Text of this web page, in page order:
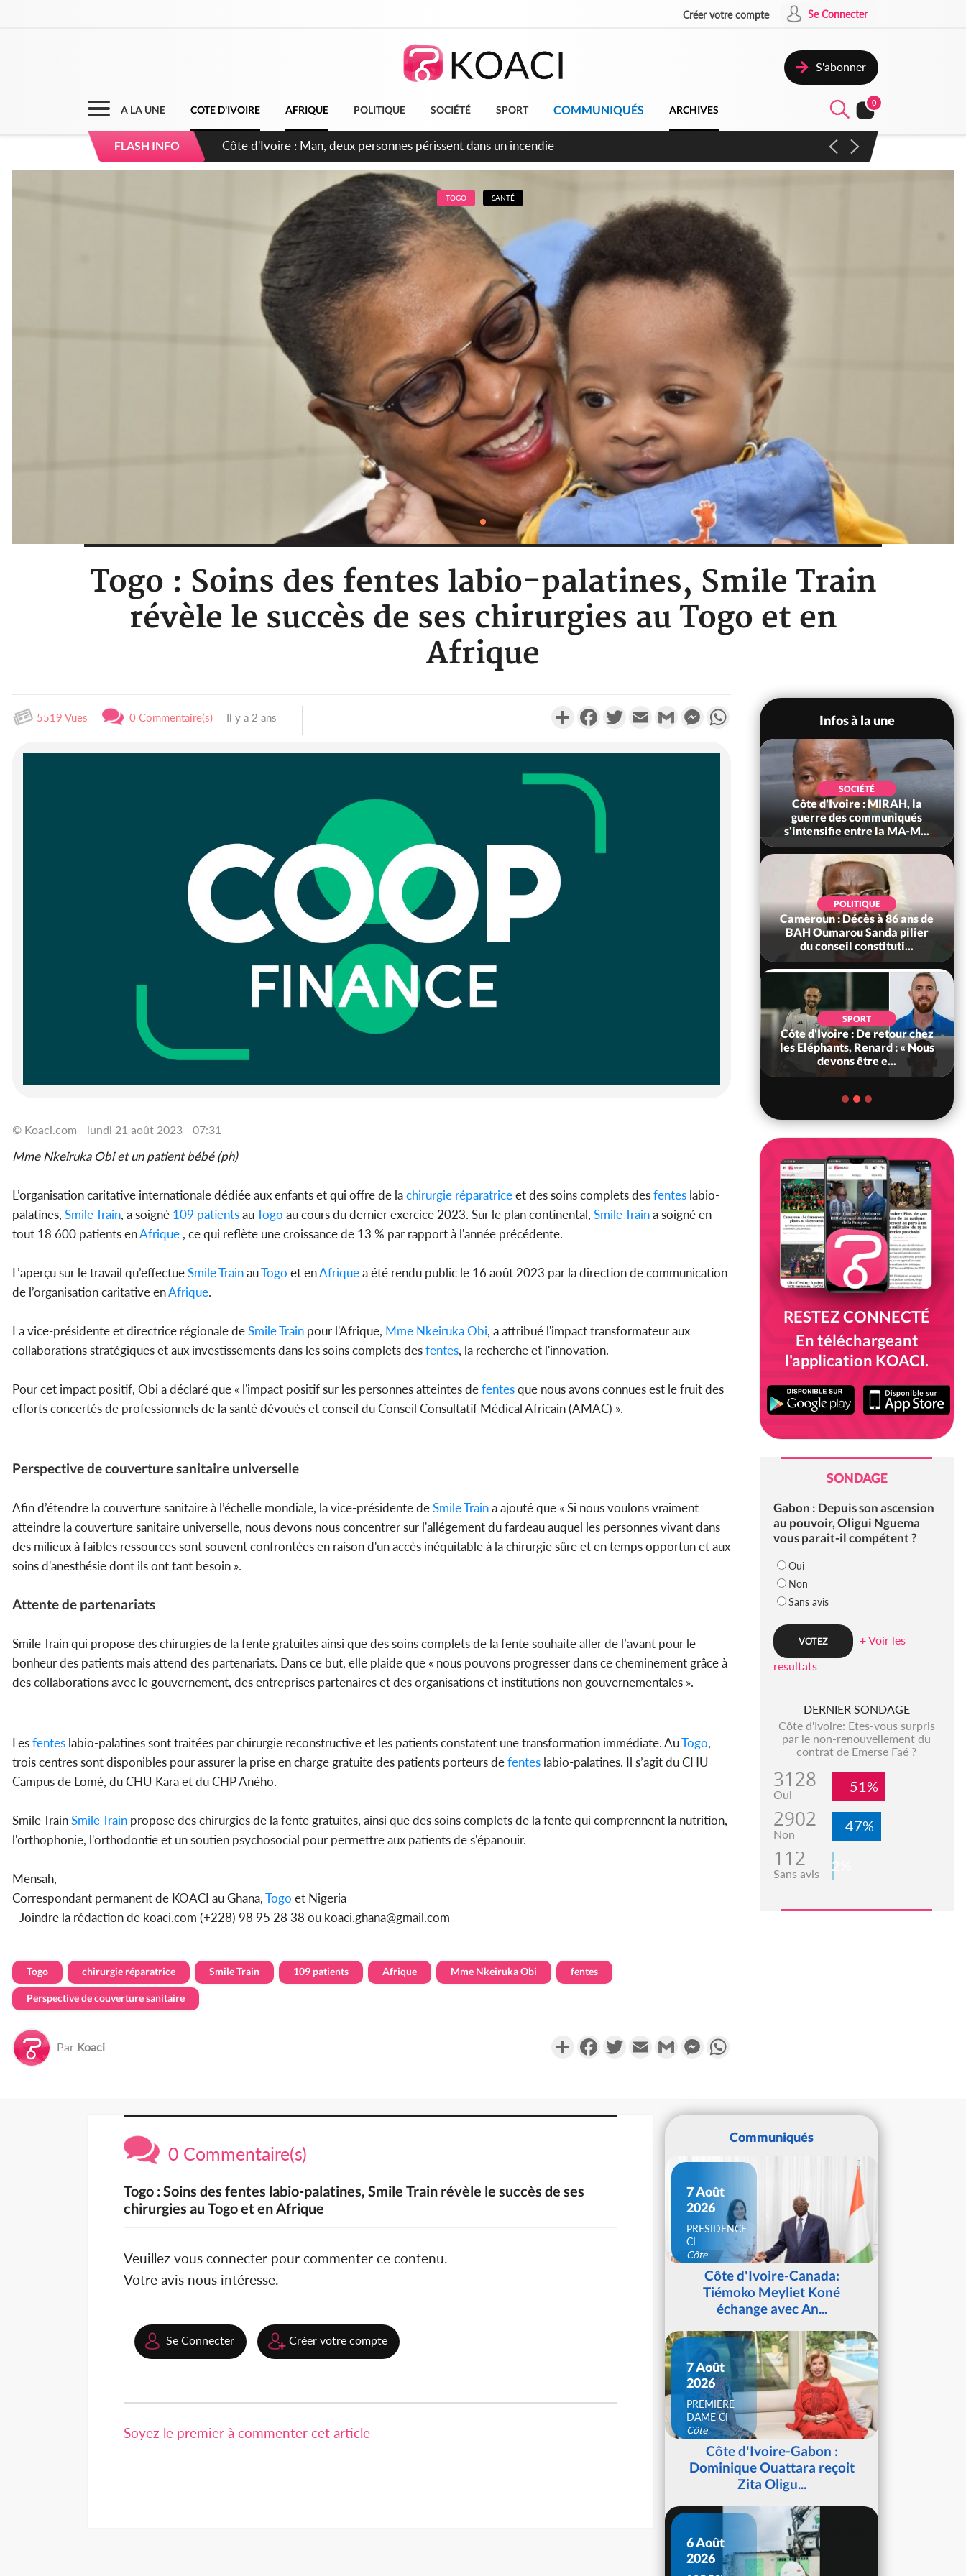
Créer votre compte Se Connecter
S'abonner
A LA UNE COTE D'IVOIRE AFRIQUE POLITIQUE SOCIÉTÉ SPORT COMMUNIQUÉS ARCHIVES
0
FLASH INFO
Côte d'Ivoire : Séileu, la célébration de la fête nationale transformée en vaste campagne contre les produits
dépigmentants dangereux
TOGO SANTÉ
Togo : Soins des fentes labio-palatines, Smile Train
révèle le succès de ses chirurgies au Togo et en
Afrique
5519 Vues 0 Commentaire(s) Il y a 2 ans PartagerFacebookTwitterEmail Gmail MessengerWhatsApp
© Koaci.com - lundi 21 août 2023 - 07:31
Mme Nkeiruka Obi et un patient bébé (ph)
L’organisation caritative internationale dédiée aux enfants et qui offre de lachirurgie réparatriceet des soins complets desfentes labio-
palatines, Smile Train, a soigné 109 patientsauTogo au cours du dernier exercice 2023. Sur le plan continental, Smile Traina soigné en
tout 18 600 patients enAfrique , ce qui reflète une croissance de 13 % par rapport à l'année précédente.
L’aperçu sur le travail qu’effectueSmile TrainauTogo et enAfriquea été rendu public le 16 août 2023 par la direction de communication
de l’organisation caritative enAfrique.
La vice-présidente et directrice régionale deSmile Train pour l'Afrique, Mme Nkeiruka Obi, a attribué l'impact transformateur aux
collaborations stratégiques et aux investissements dans les soins complets desfentes, la recherche et l'innovation.
Pour cet impact positif, Obi a déclaré que « l'impact positif sur les personnes atteintes defentesque nous avons connues est le fruit des
efforts concertés de professionnels de la santé dévoués et conseil du Conseil Consultatif Médical Africain (AMAC) ».
Perspective de couverture sanitaire universelle
Afin d’étendre la couverture sanitaire à l’échelle mondiale, la vice-présidente deSmile Traina ajouté que « Si nous voulons vraiment
atteindre la couverture sanitaire universelle, nous devons nous concentrer sur l'allégement du fardeau auquel les personnes vivant dans
des milieux à faibles ressources sont souvent confrontées en raison d'un accès inéquitable à la chirurgie sûre et en temps opportun et aux
soins d'anesthésie dont ils ont tant besoin ».
Attente de partenariats
Smile Train qui propose des chirurgies de la fente gratuites ainsi que des soins complets de la fente souhaite aller de l’avant pour le
bonheur des patients mais attend des partenariats. Dans ce but, elle plaide que « nous pouvons progresser dans ce cheminement grâce à
des collaborations avec le gouvernement, des entreprises partenaires et des organisations et institutions non gouvernementales ».
Lesfentes labio-palatines sont traitées par chirurgie reconstructive et les patients constatent une transformation immédiate. AuTogo,
trois centres sont disponibles pour assurer la prise en charge gratuite des patients porteurs defentes labio-palatines. Il s’agit du CHU
Campus de Lomé, du CHU Kara et du CHP Aného.
Smile TrainSmile Train propose des chirurgies de la fente gratuites, ainsi que des soins complets de la fente qui comprennent la nutrition,
l'orthophonie, l'orthodontie et un soutien psychosocial pour permettre aux patients de s'épanouir.
Mensah,
Correspondant permanent de KOACI au Ghana,Togo et Nigeria
- Joindre la rédaction de koaci.com (+228) 98 95 28 38 ou koaci.ghana@gmail.com -
Togo chirurgie réparatrice Smile Train 109 patients Afrique Mme Nkeiruka Obi fentes
Perspective de couverture sanitaire
Par Koaci PartagerFacebookTwitterEmail Gmail Messenger
Infos à la une
Côte d'Ivoire : Man, deux
personnes périssent dans un
SOCIÉTÉ
Côte d'Ivoire : MIRAH, la
guerre des communiqués
s'intensifie entre la MA-M...
POLITIQUE
Cameroun : Décès à 86 ans de
BAH Oumarou Sanda pilier
du conseil constituti...
SPORT
Côte d'Ivoire : De retour chez
les Eléphants, Renard : « Nous
devons être e...
RESTEZ CONNECTÉ
En téléchargeant
l'application KOACI.
SONDAGE
Gabon : Depuis son ascension
au pouvoir, Oligui Nguema
vous parait-il compétent ?
Oui
Non
Sans avis
+ Voir les
resultats
DERNIER SONDAGE
Côte d'Ivoire: Etes-vous surpris
par le non-renouvellement du
contrat de Emerse Faé ?
3128
Oui 51%
2902
Non 47%
112
Sans avis 2%
0 Commentaire(s)
Togo : Soins des fentes labio-palatines, Smile Train révèle le succès de ses
chirurgies au Togo et en Afrique
Veuillez vous connecter pour commenter ce contenu.
Votre avis nous intéresse.
Se Connecter Créer votre compte
Soyez le premier à commenter cet article
Communiqués
7 Août
2026
PRESIDENCE
CI
Côte
d'IvoireCôte d'Ivoire-Canada:
Tiémoko Meyliet Koné
échange avec An...
7 Août
2026
PREMIERE
DAME CI
Côte
d'IvoireCôte d'Ivoire-Gabon :
Dominique Ouattara reçoit
Zita Oligu...
6 Août
2026